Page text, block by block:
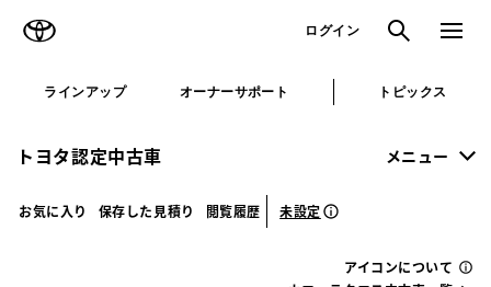
ログイン 検索 メニュ
ラインアップ オーナーサポート トピックス
トヨタ認定中古車 メニュー
お気に入り 保存した見積り 閲覧履歴 未設定
アイコンについて